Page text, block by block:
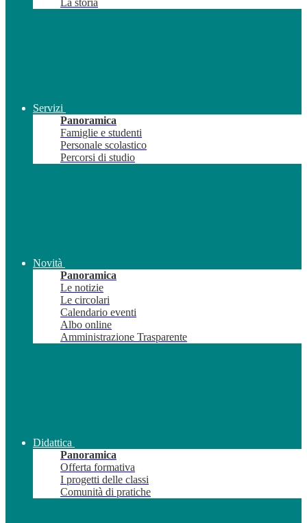
La storia
Servizi
Panoramica
Famiglie e studenti
Personale scolastico
Percorsi di studio
Novità
Panoramica
Le notizie
Le circolari
Calendario eventi
Albo online
Amministrazione Trasparente
Didattica
Panoramica
Offerta formativa
I progetti delle classi
Comunità di pratiche